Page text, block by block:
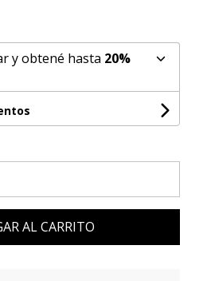
y obtené hasta 20%
AL CARRITO